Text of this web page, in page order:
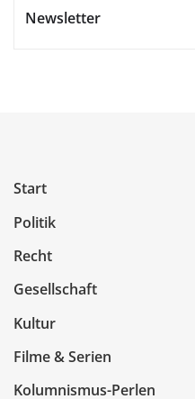
Newsletter
Start
Politik
Recht
Gesellschaft
Kultur
Filme & Serien
Kolumnismus-Perlen